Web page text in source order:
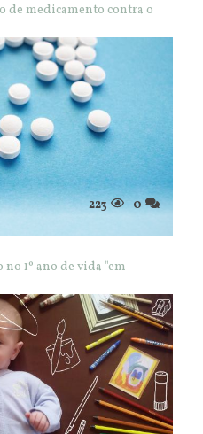
de medicamento contra o
223 0
1º ano de vida "em